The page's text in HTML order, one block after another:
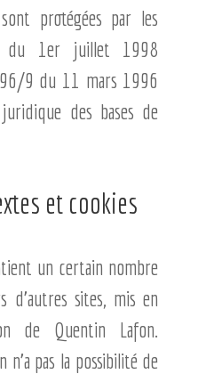
protégées par les
du 1er juillet 1998
9 du 11 mars 1996
des bases de
et cookies
un certain nombre
d’autres sites, mis en
de Quentin Lafon.
n’a pas la possibilité de